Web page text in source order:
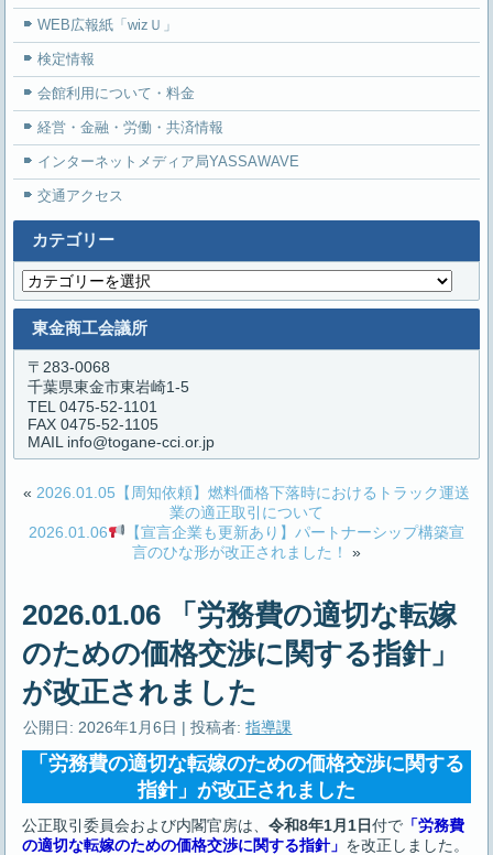
WEB広報紙「wizＵ」
検定情報
会館利用について・料金
経営・金融・労働・共済情報
インターネットメディア局YASSAWAVE
交通アクセス
カテゴリー
カ
テ
ゴ
リ東金商工会議所
〒283-0068
千葉県東金市東岩崎1-5
TEL 0475-52-1101
FAX 0475-52-1105
MAIL info@togane-cci.or.jp
« 2026.01.05【周知依頼】燃料価格下落時におけるトラック運送
業の適正取引について
2026.01.06
【宣言企業も更新あり】パートナーシップ構築宣
言のひな形が改正されました！
»
2026.01.06 「労務費の適切な転嫁
のための価格交渉に関する指針」
が改正されました
公開日: 2026年1月6日 |投稿者: 指導課
「労務費の適切な転嫁のための価格交渉に関する
指針」が改正されました
公正取引委員会および内閣官房は、令和8年1月1日付で 「労務費
の適切な転嫁のための価格交渉に関する指針」 を改正しました。